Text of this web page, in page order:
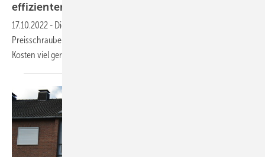
effizienter
17.10.2022 - Die Netzbetreiber wollen im kommenden Jahr an der
Preisschraube drehen. Mit einem effizientere Netzbetrieb würden die
Kosten viel geringer